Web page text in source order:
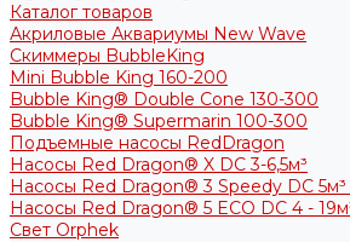
Каталог товаров
Акриловые Аквариумы New Wave
Скиммеры BubbleKing
Mini Bubble King 160-200
Bubble King® Double Cone 130-300
Bubble King® Supermarin 100-300
Подъемные насосы RedDragon
Насосы Red Dragon® X DC 3-6,5м³
Насосы Red Dragon® 3 Speedy DC 5м³
Насосы Red Dragon® 5 ECO DC 4 -
Свет Orphek